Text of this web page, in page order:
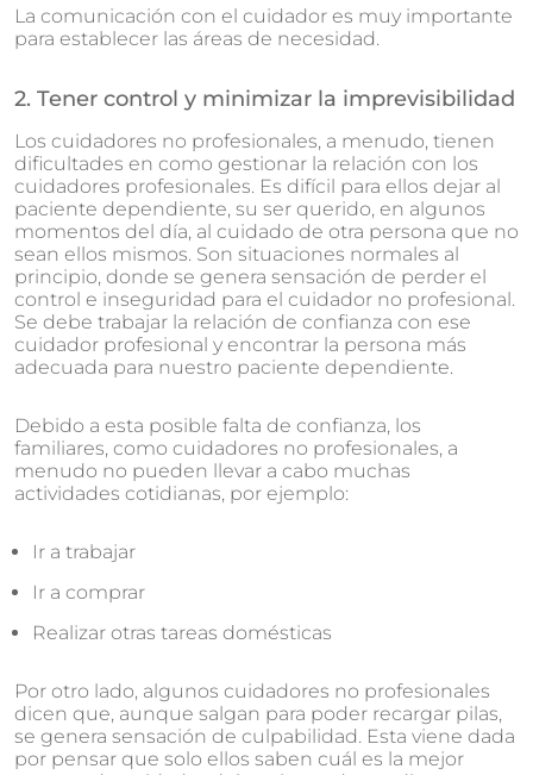
La comunicación con el cuidador es muy importante
para establecer las áreas de necesidad.
2. Tener control y minimizar la imprevisibilidad
Los cuidadores no profesionales, a menudo, tienen
dificultades en como gestionar la relación con los
cuidadores profesionales. Es difícil para ellos dejar al
paciente dependiente, su ser querido, en algunos
momentos del día, al cuidado de otra persona que no
sean ellos mismos. Son situaciones normales al
principio, donde se genera sensación de perder el
control e inseguridad para el cuidador no profesional.
Se debe trabajar la relación de confianza con ese
cuidador profesional y encontrar la persona más
adecuada para nuestro paciente dependiente.
Debido a esta posible falta de confianza, los
familiares, como cuidadores no profesionales, a
menudo no pueden llevar a cabo muchas
actividades cotidianas, por ejemplo:
Ir a trabajar
Ir a comprar
Realizar otras tareas domésticas
Por otro lado, algunos cuidadores no profesionales
dicen que, aunque salgan para poder recargar pilas,
se genera sensación de culpabilidad. Esta viene dada
por pensar que solo ellos saben cuál es la mejor